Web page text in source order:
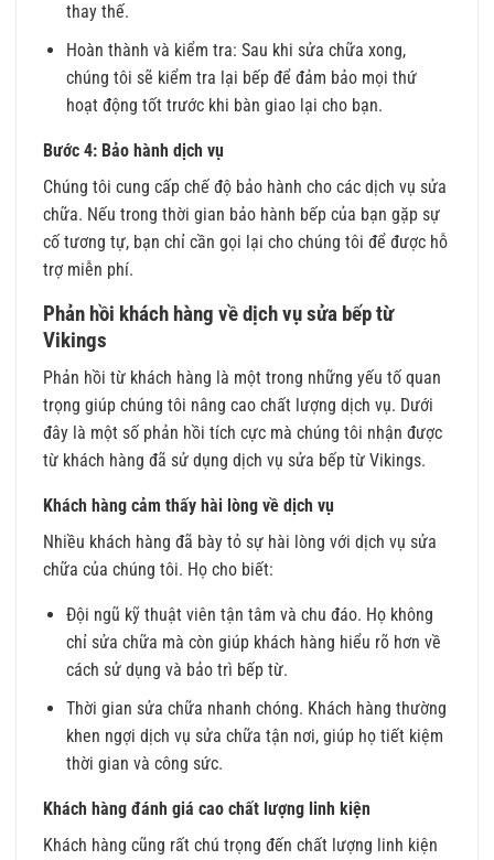
thay thế.
Hoàn thành và kiểm tra: Sau khi sửa chữa xong,
chúng tôi sẽ kiểm tra lại bếp để đảm bảo mọi thứ
hoạt động tốt trước khi bàn giao lại cho bạn.
Bước 4: Bảo hành dịch vụ
Chúng tôi cung cấp chế độ bảo hành cho các dịch vụ sửa
chữa. Nếu trong thời gian bảo hành bếp của bạn gặp sự
cố tương tự, bạn chỉ cần gọi lại cho chúng tôi để được hỗ
trợ miễn phí.
Phản hồi khách hàng về dịch vụ sửa bếp từ
Vikings
Phản hồi từ khách hàng là một trong những yếu tố quan
trọng giúp chúng tôi nâng cao chất lượng dịch vụ. Dưới
đây là một số phản hồi tích cực mà chúng tôi nhận được
từ khách hàng đã sử dụng dịch vụ sửa bếp từ Vikings.
Khách hàng cảm thấy hài lòng về dịch vụ
Nhiều khách hàng đã bày tỏ sự hài lòng với dịch vụ sửa
chữa của chúng tôi. Họ cho biết:
Đội ngũ kỹ thuật viên tận tâm và chu đáo. Họ không
chỉ sửa chữa mà còn giúp khách hàng hiểu rõ hơn về
cách sử dụng và bảo trì bếp từ.
Thời gian sửa chữa nhanh chóng. Khách hàng thường
khen ngợi dịch vụ sửa chữa tận nơi, giúp họ tiết kiệm
thời gian và công sức.
Khách hàng đánh giá cao chất lượng linh kiện
Khách hàng cũng rất chú trọng đến chất lượng linh kiện